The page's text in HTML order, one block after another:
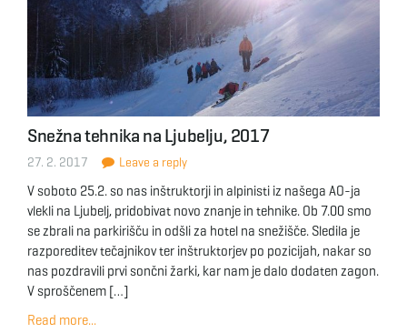
Snežna tehnika na Ljubelju, 2017
27. 2. 2017 Leave a reply
V soboto 25.2. so nas inštruktorji in alpinisti iz našega AO-ja
vlekli na Ljubelj, pridobivat novo znanje in tehnike. Ob 7.00 smo
se zbrali na parkirišču in odšli za hotel na snežišče. Sledila je
razporeditev tečajnikov ter inštruktorjev po pozicijah, nakar so
nas pozdravili prvi sončni žarki, kar nam je dalo dodaten zagon.
V sproščenem […]
Read more...